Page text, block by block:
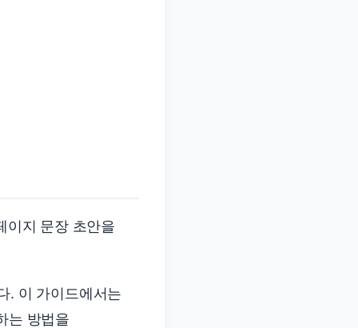
이지 문장 초안을
. 이 가이드에서는
는 방법을